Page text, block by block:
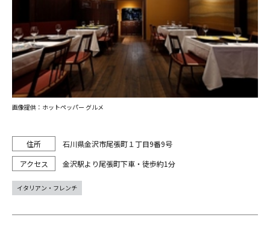
石川県金沢市尾張町１丁目9番9号
金沢駅より尾張町下車・徒歩約1分
画像提供：ホットペッパー グルメ
イタリアン・フレンチ